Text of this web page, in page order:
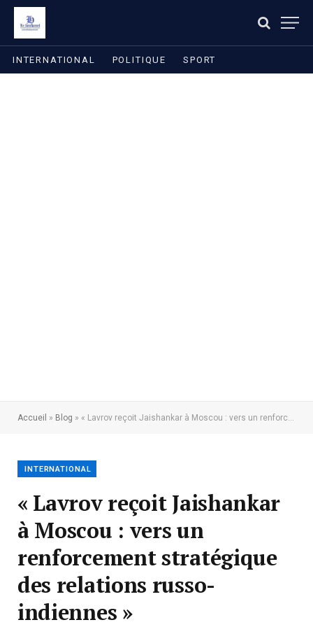
INTERNATIONAL POLITIQUE SPORT
Accueil » Blog » « Lavrov reçoit Jaishankar à Moscou : vers un renforcement stratégique des relations russo-indiennes »
INTERNATIONAL
« Lavrov reçoit Jaishankar
à Moscou : vers un
renforcement stratégique
des relations russo-
indiennes »